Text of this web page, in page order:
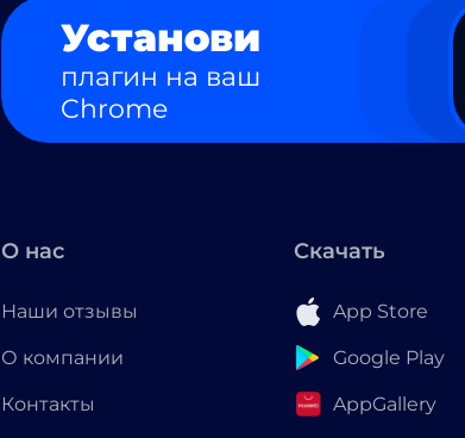
Установи
плагин на ваш
Chrome
О нас
Наши отзывы
О компании
Контакты
Скачать
App Store
Google Play
AppGallery